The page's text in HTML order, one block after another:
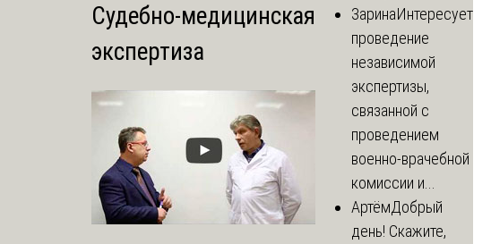
Судебно-медицинская
экспертиза
ЗаринаИнтересует
проведение
независимой
экспертизы,
связанной с
проведением
военно-врачебной
комиссии и...
АртёмДобрый
день! Скажите,